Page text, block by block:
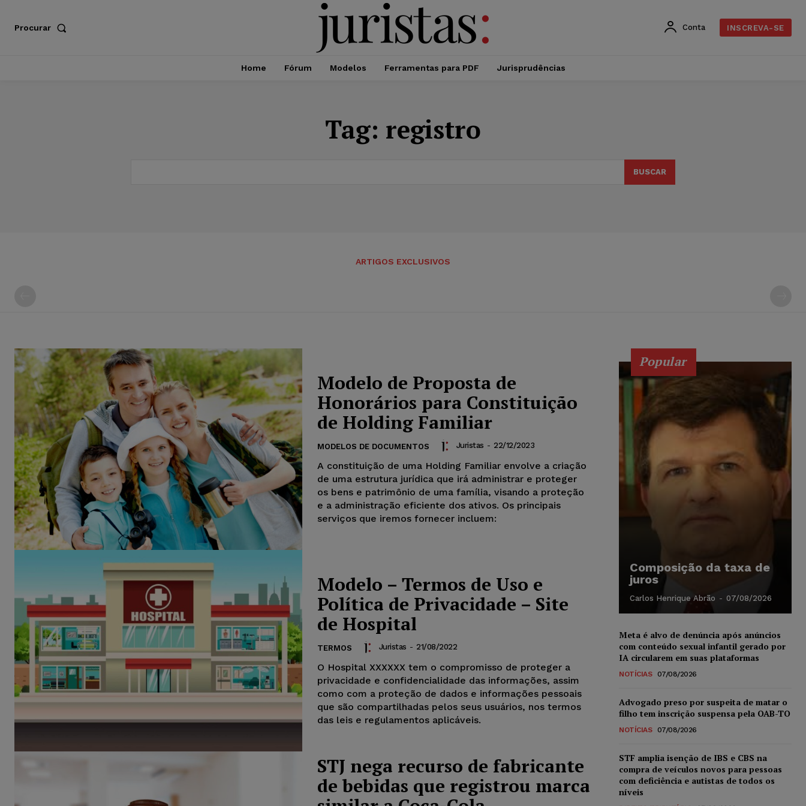
Procurar Conta INSCREVA-SE
Home Fórum Modelos Ferramentas para PDF Jurisprudências
Tag: registro
BUSCAR
ARTIGOS EXCLUSIVOS
Modelo de Proposta de
Honorários para Constituição
de Holding Familiar
MODELOS DE DOCUMENTOS Juristas - 22/12/2023
A constituição de uma Holding Familiar envolve a criação
de uma estrutura jurídica que irá administrar e proteger
os bens e patrimônio de uma família, visando a proteção
e a administração eficiente dos ativos. Os principais
serviços que iremos fornecer incluem:
Modelo – Termos de Uso e
Política de Privacidade – Site
de Hospital
TERMOS Juristas - 21/08/2022
O Hospital XXXXXX tem o compromisso de proteger a
privacidade e confidencialidade das informações, assim
como com a proteção de dados e informações pessoais
que são compartilhadas pelos seus usuários, nos termos
das leis e regulamentos aplicáveis.
STJ nega recurso de fabricante
de bebidas que registrou marca
Popular
Composição da taxa de
juros
Carlos Henrique Abrão - 07/08/2026
Meta é alvo de denúncia após anúncios
com conteúdo sexual infantil gerado por
IA circularem em suas plataformas
NOTÍCIAS 07/08/2026
Advogado preso por suspeita de matar o
filho tem inscrição suspensa pela OAB-TO
NOTÍCIAS 07/08/2026
STF amplia isenção de IBS e CBS na
compra de veículos novos para pessoas
com deficiência e autistas de todos os
níveis